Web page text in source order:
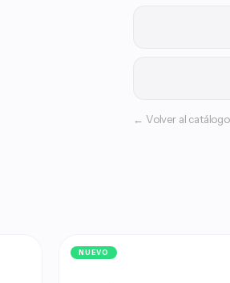
← Volver al catálogo
NUEVO